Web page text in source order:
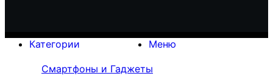
Меню
Категории
Смартфоны и Гаджеты